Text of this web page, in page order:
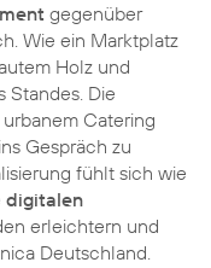
gegenüber
Wie ein Marktplatz
Holz und
Standes. Die
Catering
Gespräch zu
fühlt sich wie
digitalen
erleichtern und
Deutschland.